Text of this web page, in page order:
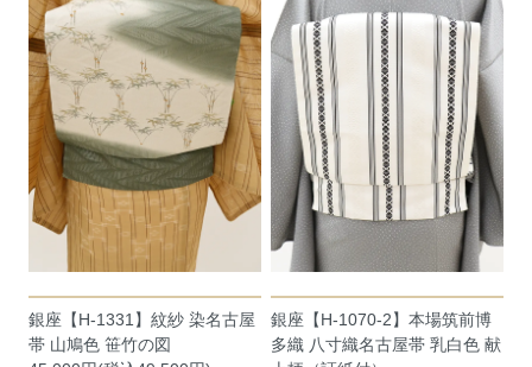
銀座【H-1331】紋紗 染名古屋
帯 山鳩色 笹竹の図
銀座【H-1070-2】本場筑前博
多織 八寸織名古屋帯 乳白色 献